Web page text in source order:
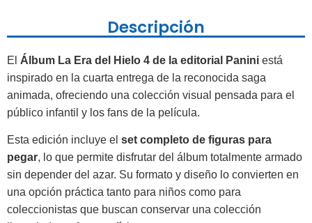
Descripción
El Álbum La Era del Hielo 4 de la editorial Panini está
inspirado en la cuarta entrega de la reconocida saga
animada, ofreciendo una colección visual pensada para el
público infantil y los fans de la película.
Esta edición incluye el set completo de figuras para
pegar, lo que permite disfrutar del álbum totalmente armado
sin depender del azar. Su formato y diseño lo convierten en
una opción práctica tanto para niños como para
coleccionistas que buscan conservar una colección